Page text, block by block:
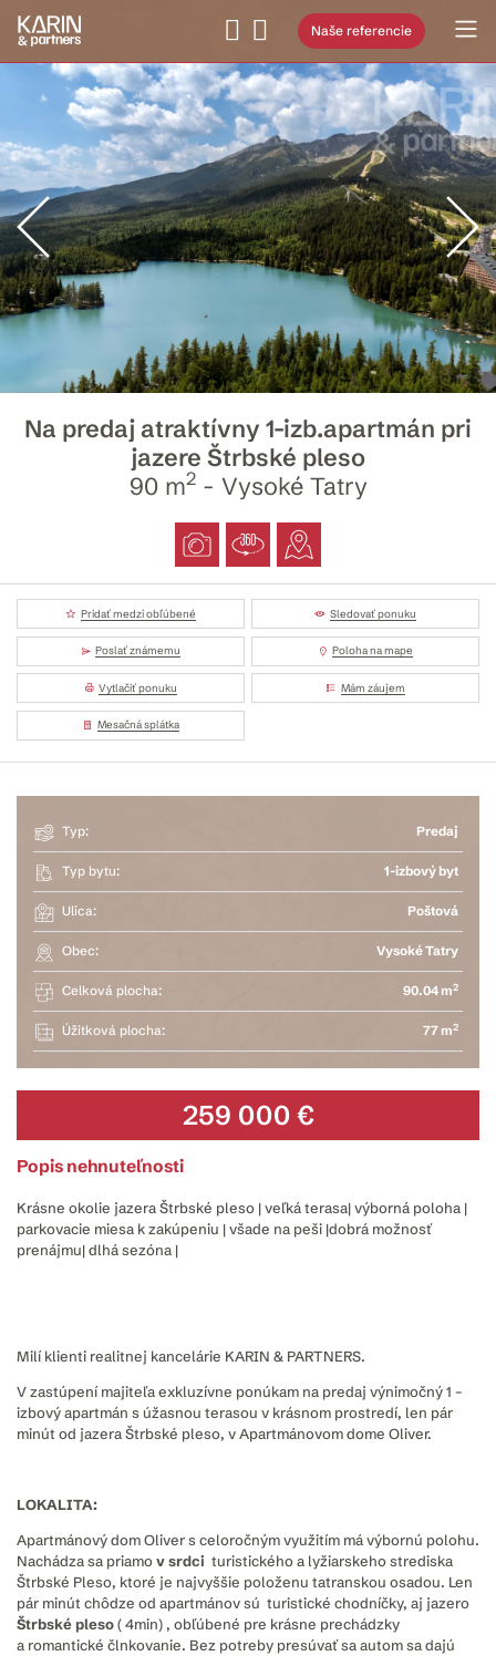
Naše referencie
Na predaj atraktívny 1-izb.apartmán pri
jazere Štrbské pleso
90 m2- Vysoké Tatry
Pridať medzi obľúbené Sledovať ponuku
Poslať známemu Poloha na mape
Vytlačiť ponuku Mám záujem
Mesačná splátka
Typ: Predaj
Typ bytu: 1-izbový byt
Ulica: Poštová
Obec: Vysoké Tatry
Celková plocha: 90.04 m2
Úžitková plocha: 77 m2
259 000 €
Popis nehnuteľnosti
Krásne okolie jazera Štrbské pleso | veľká terasa| výborná poloha |
parkovacie miesa k zakúpeniu | všade na peši |dobrá možnosť
prenájmu| dlhá sezóna |
Milí klienti realitnej kancelárie KARIN & PARTNERS.
V zastúpení majiteľa exkluzívne ponúkam na predaj výnimočný 1 –
izbový apartmán s úžasnou terasou v krásnom prostredí, len pár
minút od jazera Štrbské pleso, v Apartmánovom dome Oliver.
LOKALITA:
Apartmánový dom Oliver s celoročným využitím má výbornú polohu.
Nachádza sa priamov srdci turistického a lyžiarskeho strediska
Štrbské Pleso, ktoré je najvyššie položenu tatranskou osadou. Len
pár minút chôdze od apartmánov sú turistické chodníčky, aj jazero
Štrbské pleso( 4min) , obľúbené pre krásne prechádzky
a romantické člnkovanie. Bez potreby presúvať sa autom sa dajú